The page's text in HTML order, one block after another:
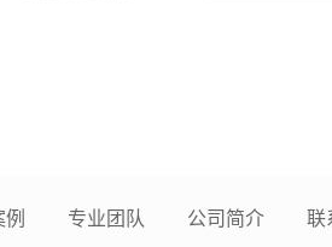
专业团队 公司简介 联